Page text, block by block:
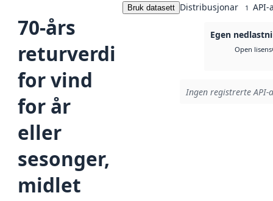
70-års
returverdi
for vind
for år
eller
sesonger,
midlet
Bruk datasett Distribusjonar 1 API-
Egen
Open lisens
Ingen registrerte